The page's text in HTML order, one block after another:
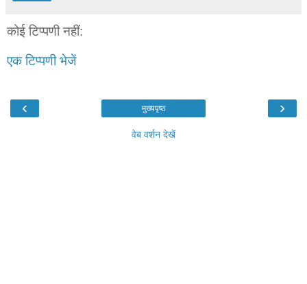
कोई टिप्पणी नहीं:
एक टिप्पणी भेजें
‹ ›
मुख्यपृष्ठ
वेब वर्शन देखें